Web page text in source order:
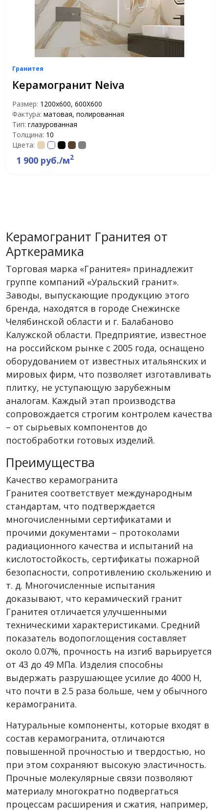
Гранитея
Керамогранит Neiva
Размер: 1200х600, 600Х600
Фактура: матовая, полированная
Тип: глазурованная
Толщина: 10
Цвета:
1 900 руб./м2
Керамогранит Гранитея от
Арткерамика
Торговая марка «Гранитея» принадлежит
группе компаний «Уральский гранит».
Заводы, выпускающие продукцию этого
бренда, находятся в городе Снежинске
Челябинской области и г. Балабаново
Калужской области. Предприятие, известное
на российском рынке с 2005 года, оснащено
оборудованием от известных итальянских и
мировых фирм, что позволяет изготавливать
плитку, не уступающую зарубежным
аналогам. Каждый этап производства
сопровождается строгим контролем качества
– от сырьевых компонентов до
постобработки готовых изделий.
Преимущества
Качество керамогранита
Гранитея соответствует международным
стандартам, что подтверждается
многочисленными сертификатами и
прочими документами – протоколами
радиационного качества и испытаний на
кислотостойкость, сертификаты пожарной
безопасности, сопротивлению скольжению и
т. д. Многочисленные испытания
доказывают, что керамический гранит
Гранитея отличается улучшенными
техническими характеристиками. Средний
показатель водопоглощения составляет
около 0.07%, прочность на изгиб варьируется
от 43 до 49 МПа. Изделия способны
выдержать разрушающее усилие до 4000 H,
что почти в 2.5 раза больше, чем у обычного
керамогранита.
Натуральные компоненты, которые входят в
состав керамогранита, отличаются
повышенной прочностью и твердостью, но
при этом сохраняют высокую эластичность.
Прочные молекулярные связи позволяют
материалу многократно подвергаться
процессам расширения и сжатия, например,